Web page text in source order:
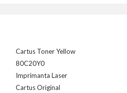
Cartus Toner Yellow
80C20Y0
Imprimanta Laser
Cartus Original